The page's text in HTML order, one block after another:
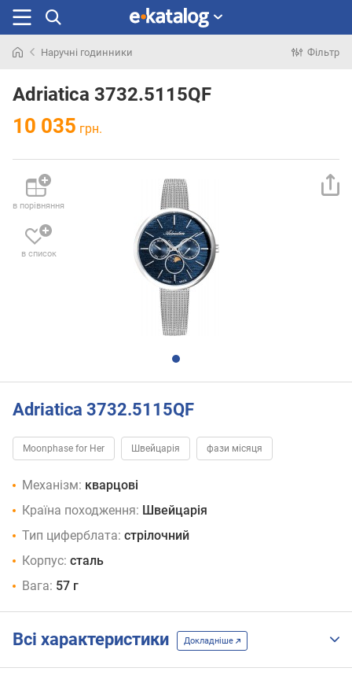
раніше
Наручні годинники Фільтр
Adriatica 3732.5115QF
10 035 грн.
в порівняння
в список
Adriatica 3732.5115QF
Moonphase for Her Швейцарія фази місяця
Механізм: кварцові
Країна походження: Швейцарія
Тип циферблата: стрілочний
Корпус: сталь
Вага: 57 г
Всі характеристики Докладніше